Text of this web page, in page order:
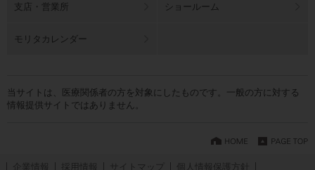
支店・営業所 ショールーム
モリタカレンダー
当サイトは、医療関係者の方を対象にしたものです。一般の方に対する
情報提供サイトではありません。
企業情報 採用情報 サイトマップ
個人情報保護方針